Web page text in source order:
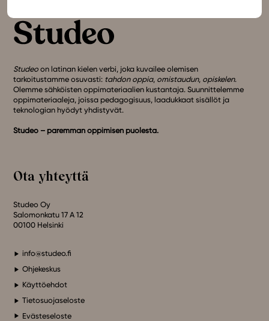
Studeo on latinan kielen verbi, joka kuvailee olemisen
tarkoitustamme osuvasti: tahdon oppia, omistaudun, opiskelen.
Olemme sähköisten oppimateriaalien kustantaja. Suunnittelemme
oppimateriaaleja, joissa pedagogisuus, laadukkaat sisällöt ja
teknologian hyödyt yhdistyvät.
Studeo – paremman oppimisen puolesta.
Ota yhteyttä
Studeo Oy
Salomonkatu 17 A 12
00100 Helsinki
info@studeo.fi
Ohjekeskus
Käyttöehdot
Tietosuojaseloste
Evästeseloste